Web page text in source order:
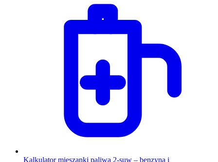
Kalkulator mieszanki paliwa 2-suw – benzyna i